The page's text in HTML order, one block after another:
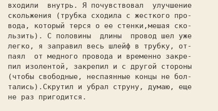
входили  внутрь. Я почувствовал  улучшение
скольжения (трубка сходила с жесткого про-
вода, который терся о ее стенки,мешая ско-
льзить). С половины  длины  провод шел уже
легко, я заправил весь шлейф в трубку, от-
паял  от медного провода и временно закре-
пил изолентой, закрепил и с другой стороны
(чтобы свободные, неспаянные концы не бол-
тались).Скрутил и убрал струну, думаю, еще
не раз пригодится.